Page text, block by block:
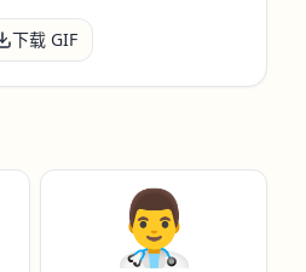
下载 GIF
👨‍⚕️